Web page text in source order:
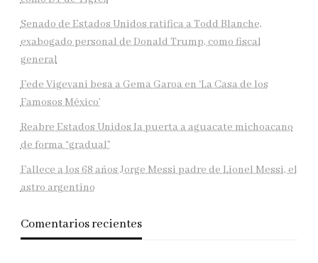
Senado de Estados Unidos ratifica a Todd Blanche,
exabogado personal de Donald Trump, como fiscal
general
Fede Vigevani besa a Gema Garoa en ‘La Casa de los
Famosos México’
Reabre Estados Unidos la puerta a aguacate michoacano
de forma “gradual”
Fallece a los 68 años Jorge Messi padre de Lionel Messi, el
astro argentino
Comentarios recientes